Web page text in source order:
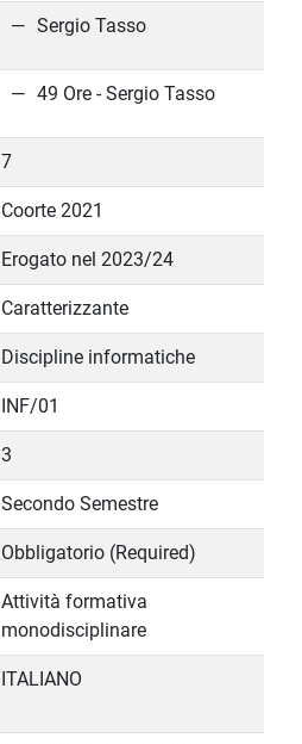
Sergio Tasso
49 Ore - Sergio Tasso
7
Coorte 2021
Erogato nel 2023/24
Caratterizzante
Discipline informatiche
INF/01
3
Secondo Semestre
Obbligatorio (Required)
Attività formativa
monodisciplinare
ITALIANO